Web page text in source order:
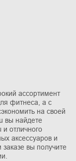
ассортимент
фитнеса, а с
на своей
вы найдете
отличного
аксессуаров и
вы получите